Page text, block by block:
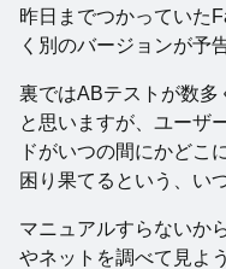
昨日までつかっていた
く別のバージョンが予
裏ではABテストが数
と思いますが、ユーザ
ドがいつの間にかどこ
困り果てるという、い
マニュアルすらないか
やネットを調べて見よ